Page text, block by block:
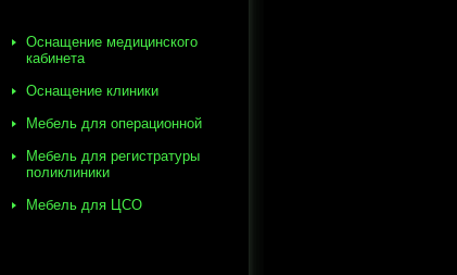
Оснащение медицинского
кабинета
Оснащение клиники
Мебель для операционной
Мебель для регистратуры
поликлиники
Мебель для ЦСО